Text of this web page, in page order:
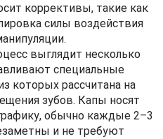
коррективы, такие как
силы воздействия
выглядит несколько
специальные
которых рассчитана на
зубов. Капы носят
обычно каждые 2–3
и не требуют